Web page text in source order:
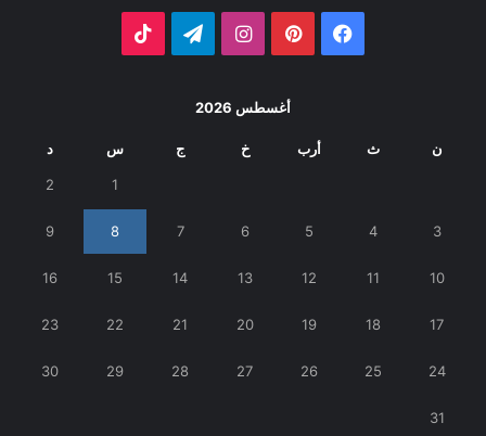
فيسبوك بينتيريستانستقرامتيلقرام
أغسطس 2026
ن ث أرب خ ج س د
1
2
3
4
5
6
7
8
9
10
11
12
13
14
15
16
17
18
19
20
21
22
23
24
25
26
27
28
29
30
31